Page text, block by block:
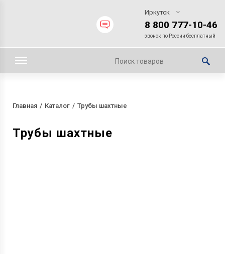
Иркутск
8 800 777-10-46
звонок по России бесплатный
Главная Каталог Трубы шахтные
Трубы шахтные